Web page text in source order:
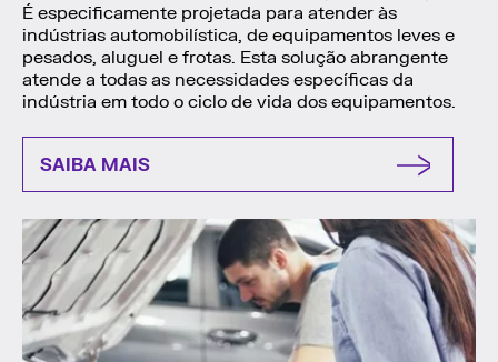
É especificamente projetada para atender às
indústrias automobilística, de equipamentos leves e
pesados, aluguel e frotas. Esta solução abrangente
atende a todas as necessidades específicas da
indústria em todo o ciclo de vida dos equipamentos.
SAIBA MAIS